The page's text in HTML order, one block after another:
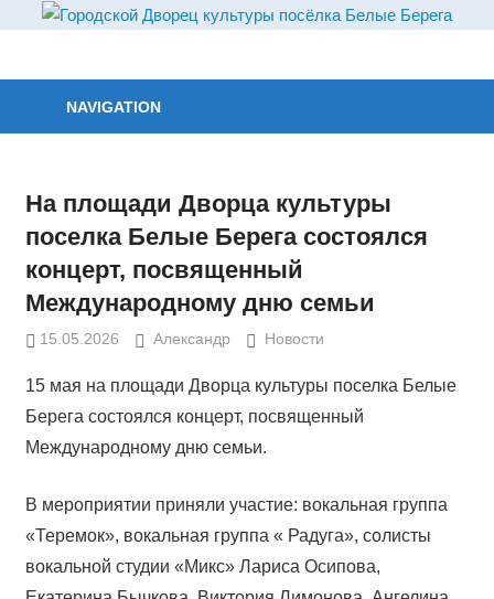
Дворец
Берега.
NAVIGATION
На площади Дворца культуры
поселка Белые Берега состоялся
концерт, посвященный
Международному дню семьи‍
15.05.2026 Александр Новости
15 мая на площади Дворца культуры поселка Белые
Берега состоялся концерт, посвященный
Международному дню семьи‍.
В мероприятии приняли участие: вокальная группа
«Теремок», вокальная группа « Радуга», солисты
вокальной студии «Микс» Лариса Осипова,